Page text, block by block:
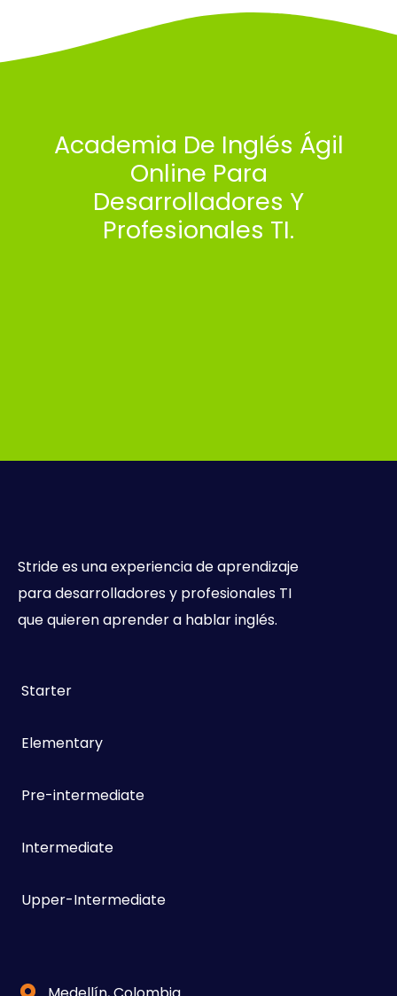
Academia De Inglés Ágil
Online Para
Desarrolladores Y
Profesionales TI.
Stride es una experiencia de aprendizaje
para desarrolladores y profesionales TI
que quieren aprender a hablar inglés.
Starter
Elementary
Pre-intermediate
Intermediate
Upper-Intermediate